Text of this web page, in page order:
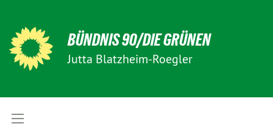
BÜNDNIS 90/DIE GRÜNEN
Jutta Blatzheim-Roegler